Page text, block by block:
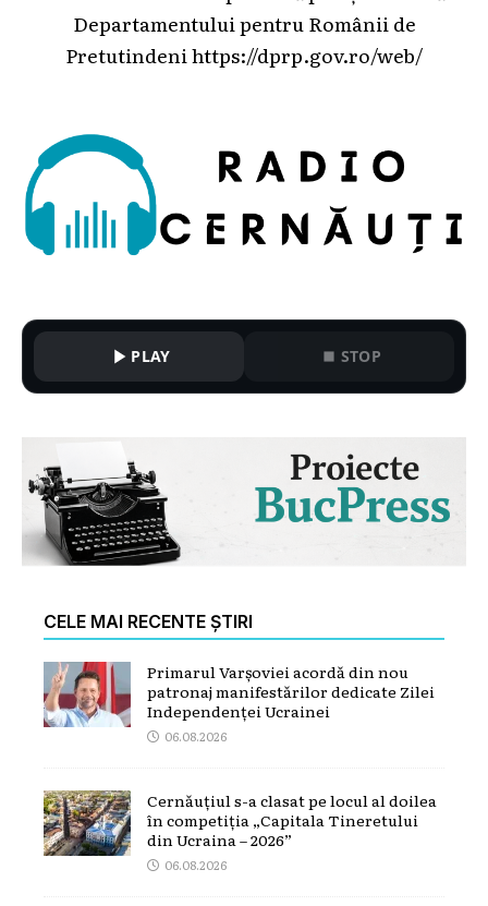
Departamentului pentru Românii de
Pretutindeni https://dprp.gov.ro/web/
PLAY STOP
CELE MAI RECENTE ȘTIRI
Primarul Varșoviei acordă din nou
patronaj manifestărilor dedicate Zilei
Independenței Ucrainei
06.08.2026
Cernăuțiul s-a clasat pe locul al doilea
în competiția „Capitala Tineretului
din Ucraina – 2026”
06.08.2026